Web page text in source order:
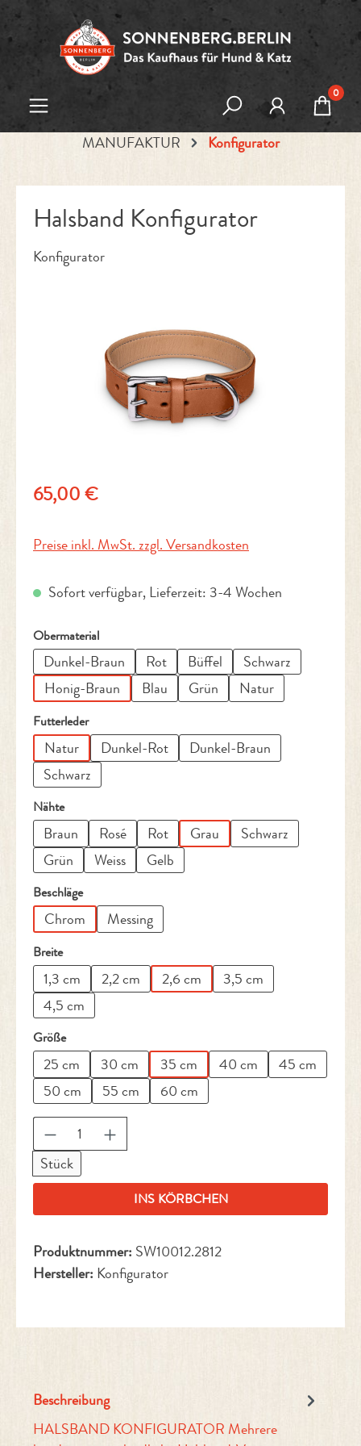
Zum Hauptinhalt springen
0
MANUFAKTUR Konfigurator
Halsband Konfigurator
Konfigurator
Regulärer Preis:
65,00 €
Preise inkl. MwSt. zzgl. Versandkosten
Sofort verfügbar, Lieferzeit: 3-4 Wochen
Obermaterialauswählen
Dunkel-Braun Rot Büffel
Schwarz
Honig-Braun
Blau Grün Natur
Futterlederauswählen
Natur Dunkel-Rot
Dunkel-Braun
Schwarz
Nähteauswählen
Braun Rosé Rot Grau
Schwarz
Grün
Weiss Gelb
Beschlägeauswählen
Chrom Messing
Breiteauswählen
1,3 cm 2,2 cm 2,6 cm
3,5 cm
4,5 cm
Größeauswählen
25 cm 30 cm 35 cm 40 cm
45 cm
50 cm
55 cm 60 cm
Produkt Anzahl: Gib den gewünschten Wert
Stück
INS KÖRBCHEN
Produktnummer: SW10012.2812
Hersteller: Konfigurator
Beschreibung
HALSBAND KONFIGURATOR Mehrere